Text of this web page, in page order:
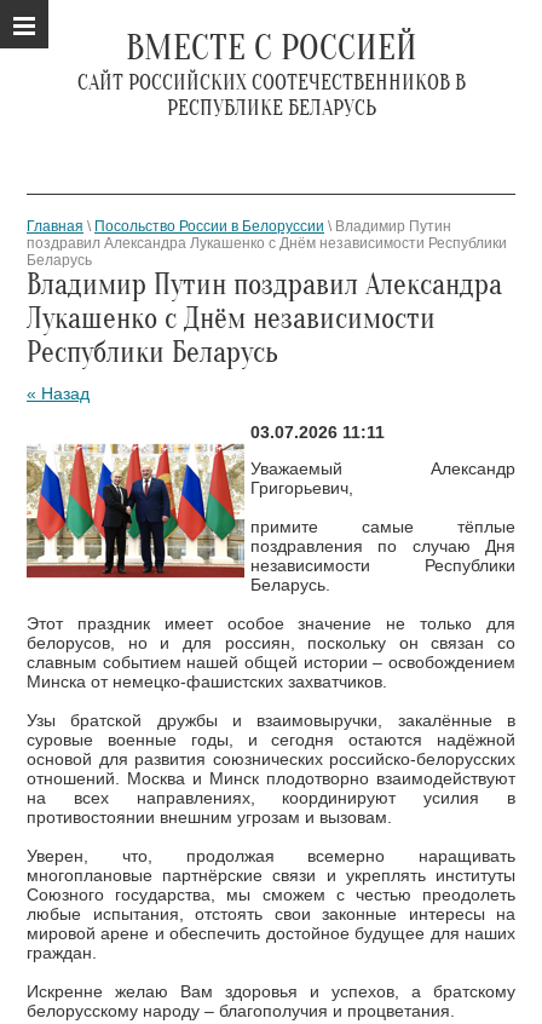
ВМЕСТЕ С РОССИЕЙ
САЙТ РОССИЙСКИХ СООТЕЧЕСТВЕННИКОВ В
РЕСПУБЛИКЕ БЕЛАРУСЬ
Главная \ Посольство России в Белоруссии \ Владимир Путин
поздравил Александра Лукашенко с Днём независимости Республики
Беларусь
Владимир Путин поздравил Александра
Лукашенко с Днём независимости
Республики Беларусь
« Назад
03.07.2026 11:11
Уважаемый Александр
Григорьевич,
примите самые тёплые
поздравления по случаю Дня
независимости Республики
Беларусь.
Этот праздник имеет особое значение не только для
белорусов, но и для россиян, поскольку он связан со
славным событием нашей общей истории – освобождением
Минска от немецко-фашистских захватчиков.
Узы братской дружбы и взаимовыручки, закалённые в
суровые военные годы, и сегодня остаются надёжной
основой для развития союзнических российско-белорусских
отношений. Москва и Минск плодотворно взаимодействуют
на всех направлениях, координируют усилия в
противостоянии внешним угрозам и вызовам.
Уверен, что, продолжая всемерно наращивать
многоплановые партнёрские связи и укреплять институты
Союзного государства, мы сможем с честью преодолеть
любые испытания, отстоять свои законные интересы на
мировой арене и обеспечить достойное будущее для наших
граждан.
Искренне желаю Вам здоровья и успехов, а братскому
белорусскому народу – благополучия и процветания.